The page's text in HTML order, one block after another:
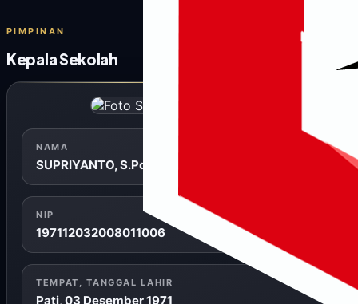
PIMPINAN
Kepala Sekolah SD INPRES GUNUNG KERAMAT
NAMA
SUPRIYANTO, S.Pd.Gr
NIP
197112032008011006
TEMPAT, TANGGAL LAHIR
Pati, 03 Desember 1971